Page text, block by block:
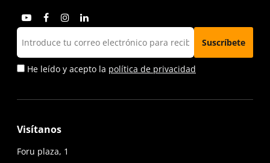
He leído y acepto la política de privacidad
Visítanos
Foru plaza, 1